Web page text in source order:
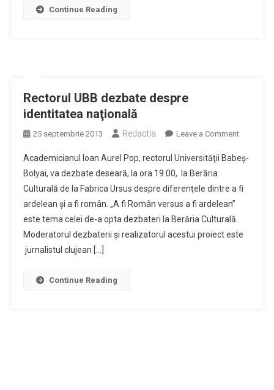
Continue Reading
Rectorul UBB dezbate despre
identitatea naţională
25 septembrie 2013 Redactia Leave a Commenton
UBB
despre
Academicianul Ioan Aurel Pop, rectorul Universităţii Babeş-
Bolyai, va dezbate deseară, la ora 19.00, la Berăria
Culturală de la Fabrica Ursus despre diferenţele dintre a fi
ardelean şi a fi român. „A fi Român versus a fi ardelean”
este tema celei de-a opta dezbateri la Berăria Culturală.
Moderatorul dezbaterii și realizatorul acestui proiect este
jurnalistul clujean […]
Continue Reading